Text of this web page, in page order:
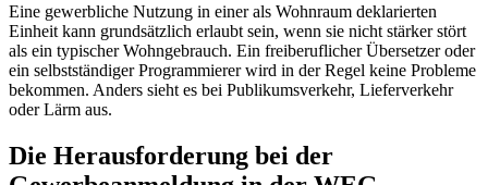
Eine gewerbliche Nutzung in einer als Wohnraum deklarierten
Einheit kann grundsätzlich erlaubt sein, wenn sie nicht stärker stört
als ein typischer Wohngebrauch. Ein freiberuflicher Übersetzer oder
ein selbstständiger Programmierer wird in der Regel keine Probleme
bekommen. Anders sieht es bei Publikumsverkehr, Lieferverkehr
oder Lärm aus.
Die Herausforderung bei der